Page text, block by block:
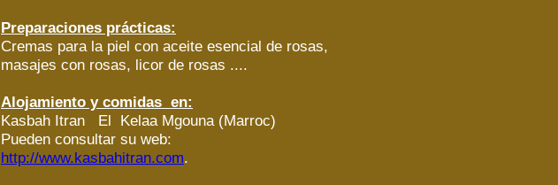
Preparaciones prácticas:
Cremas para la piel con aceite esencial de rosas,
masajes con rosas, licor de rosas ....
Alojamiento y comidas en:
Kasbah Itran El Kelaa Mgouna (Marroc)
Pueden consultar su web:
http://www.kasbahitran.com.